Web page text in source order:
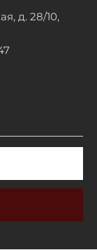
д. 28/10,